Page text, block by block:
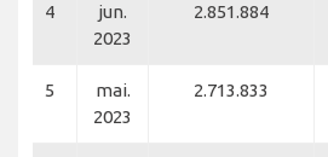
4
jun.
2023
2.851.884
5
mai.
2023
2.713.833